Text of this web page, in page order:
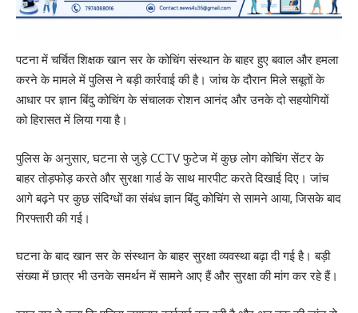
पटना में चर्चित शिक्षक खान सर के कोचिंग संस्थान के बाहर हुए बवाल और हमला
करने के मामले में पुलिस ने बड़ी कार्रवाई की है। जांच के दौरान मिले सबूतों के
आधार पर ज्ञान बिंदु कोचिंग के संचालक रोशन आनंद और उनके दो सहयोगियों
को हिरासत में लिया गया है।
पुलिस के अनुसार, घटना से जुड़े CCTV फुटेज में कुछ लोग कोचिंग सेंटर के
बाहर तोड़फोड़ करते और सुरक्षा गार्ड के साथ मारपीट करते दिखाई दिए। जांच
आगे बढ़ने पर कुछ संदिग्धों का संबंध ज्ञान बिंदु कोचिंग से सामने आया, जिसके बाद
गिरफ्तारी की गई।
घटना के बाद खान सर के संस्थान के बाहर सुरक्षा व्यवस्था बढ़ा दी गई है। बड़ी
संख्या में छात्र भी उनके समर्थन में सामने आए हैं और सुरक्षा की मांग कर रहे हैं।